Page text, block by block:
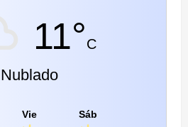
11°C
Nublado
Vie Sáb